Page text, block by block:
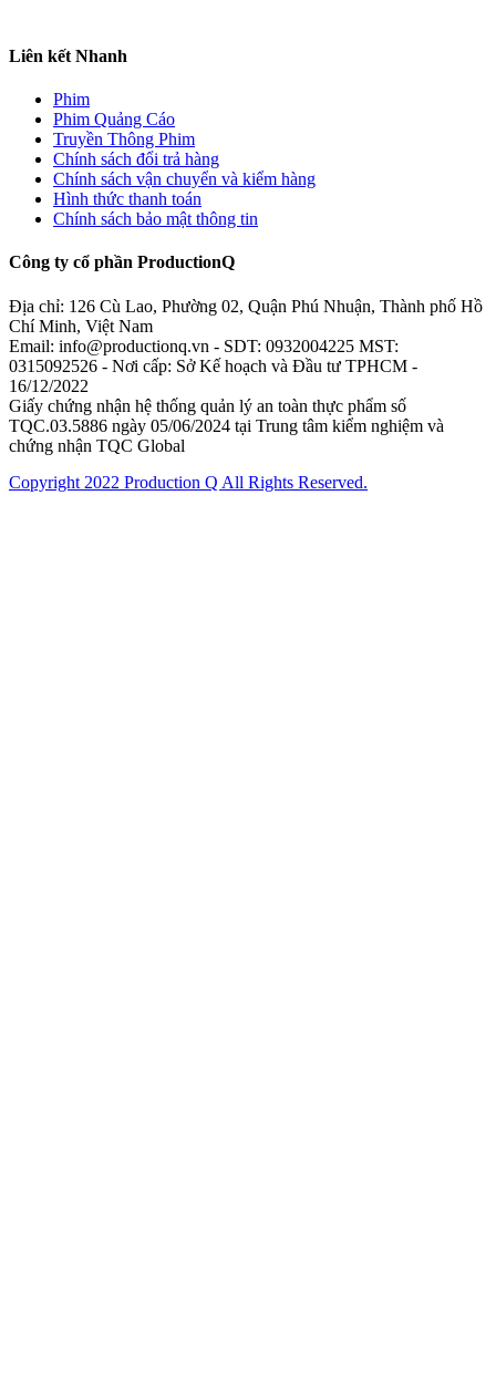
Liên kết Nhanh
Phim
Phim Quảng Cáo
Truyền Thông Phim
Chính sách đổi trả hàng
Chính sách vận chuyển và kiểm hàng
Hình thức thanh toán
Chính sách bảo mật thông tin
Công ty cổ phần ProductionQ
Địa chỉ: 126 Cù Lao, Phường 02, Quận Phú Nhuận, Thành phố Hồ
Chí Minh, Việt Nam
Email: info@productionq.vn - SDT: 0932004225 MST:
0315092526 - Nơi cấp: Sở Kế hoạch và Đầu tư TPHCM -
16/12/2022
Giấy chứng nhận hệ thống quản lý an toàn thực phẩm số
TQC.03.5886 ngày 05/06/2024 tại Trung tâm kiểm nghiệm và
chứng nhận TQC Global
Copyright 2022 Production Q All Rights Reserved.